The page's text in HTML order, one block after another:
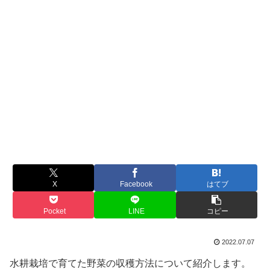
X Facebook はてブ
Pocket LINE コピー
2022.07.07
水耕栽培で育てた野菜の収穫方法について紹介します。